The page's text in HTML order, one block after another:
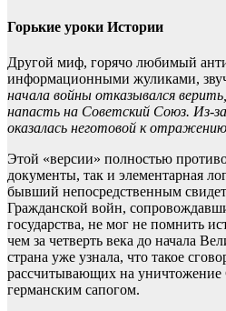
Горькие уроки Истории
Другой миф, горячо любимый
информационными жуликами,
начала войны отказывался
напасть на Советский Союз. Из-
оказалась неготовой к
Этой «версии» полностью
документы, так и элементарная
бывший непосредственным
Гражданской войн,
государства, не мог не помнить
чем за четверть века до начала
страна уже узнала, что такое
рассчитывающих на уничтожение
германским сапогом.